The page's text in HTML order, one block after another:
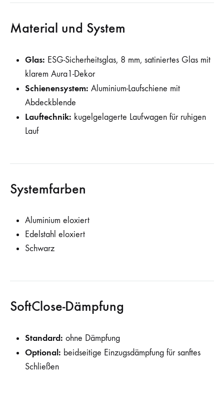
Material und System
Glas: ESG-Sicherheitsglas, 8 mm, satiniertes Glas mit
klarem Aura1-Dekor
Schienensystem: Aluminium-Laufschiene mit
Abdeckblende
Lauftechnik: kugelgelagerte Laufwagen für ruhigen
Lauf
Systemfarben
Aluminium eloxiert
Edelstahl eloxiert
Schwarz
SoftClose-Dämpfung
Standard: ohne Dämpfung
Optional: beidseitige Einzugsdämpfung für sanftes
Schließen